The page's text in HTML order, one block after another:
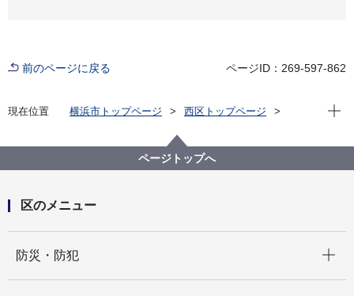
前のページに戻る ページID：269-597-862
現在位置 横浜市トップページ
西区トップページ
道路係
西土木事務所 不法投棄について
現在
ページトップへ
区のメニュー
防災・防犯